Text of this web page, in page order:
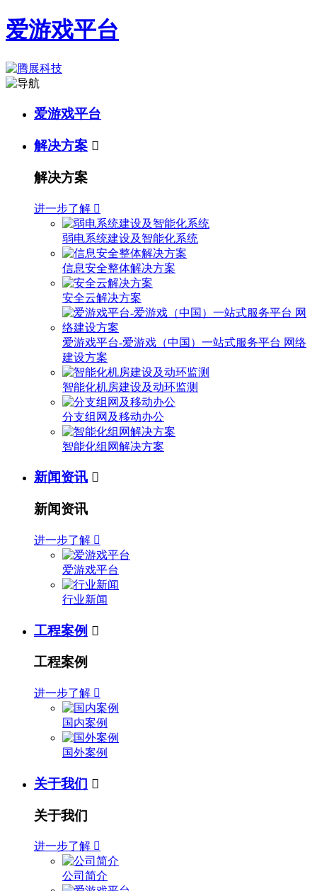
爱游戏平台
爱游戏平台
解决方案 
解决方案
进一步了解 
弱电系统建设及智能化系统
信息安全整体解决方案
安全云解决方案
爱游戏平台-爱游戏（中国）一站式服务平台 网络
建设方案
智能化机房建设及动环监测
分支组网及移动办公
智能化组网解决方案
新闻资讯 
新闻资讯
进一步了解 
爱游戏平台
行业新闻
工程案例 
工程案例
进一步了解 
国内案例
国外案例
关于我们 
关于我们
进一步了解 
公司简介